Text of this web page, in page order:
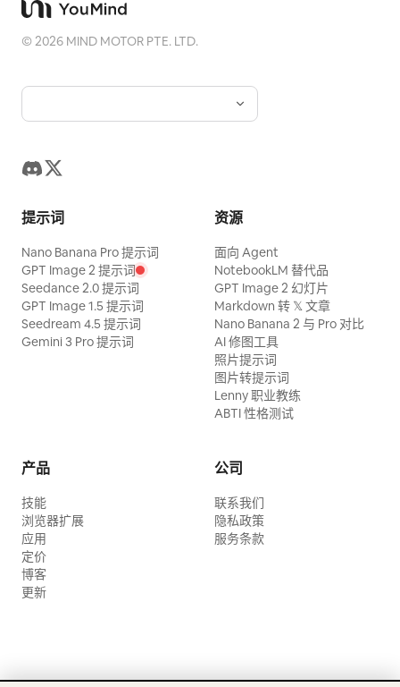
©2026 MIND MOTOR PTE. LTD.
提示词
Nano Banana Pro 提示词
GPT Image 2 提示词
Seedance 2.0 提示词
GPT Image 1.5 提示词
Seedream 4.5 提示词
Gemini 3 Pro 提示词
资源
面向 Agent
NotebookLM 替代品
GPT Image 2 幻灯片
Markdown 转 𝕏 文章
Nano Banana 2 与 Pro 对比
AI 修图工具
照片提示词
图片转提示词
Lenny 职业教练
ABTI 性格测试
产品
技能
浏览器扩展
应用
定价
博客
更新
公司
联系我们
隐私政策
服务条款